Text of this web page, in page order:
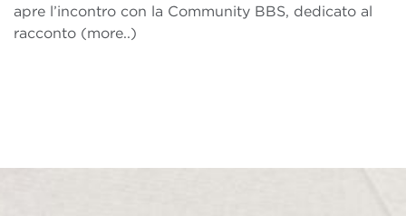
apre l’incontro con la Community BBS, dedicato al
racconto (more..)